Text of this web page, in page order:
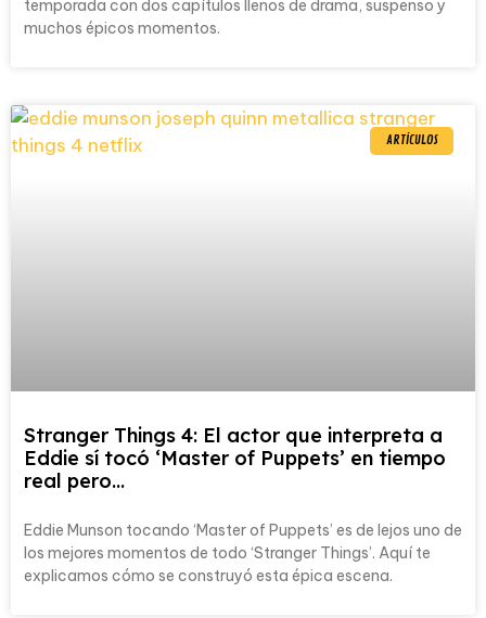
temporada con dos capítulos llenos de drama, suspenso y
muchos épicos momentos.
ARTÍCULOS
Stranger Things 4: El actor que interpreta a
Eddie sí tocó ‘Master of Puppets’ en tiempo
real pero…
Eddie Munson tocando ‘Master of Puppets’ es de lejos uno de
los mejores momentos de todo ‘Stranger Things’. Aquí te
explicamos cómo se construyó esta épica escena.